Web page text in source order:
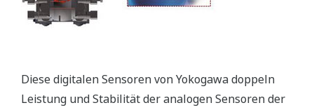
Diese digitalen Sensoren von Yokogawa doppeln
Leistung und Stabilität der analogen Sensoren der